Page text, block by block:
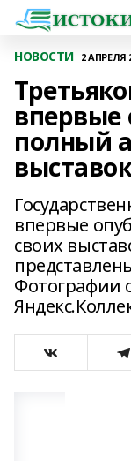
НОВОСТИ 2 АПРЕЛЯ
впервые
полный
впервые
своих
Фотографии